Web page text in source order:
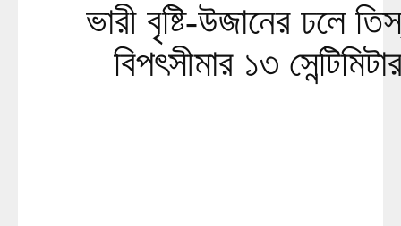
ভারী বৃষ্টি-উজানের ঢলে
বিপৎসীমার ১৩